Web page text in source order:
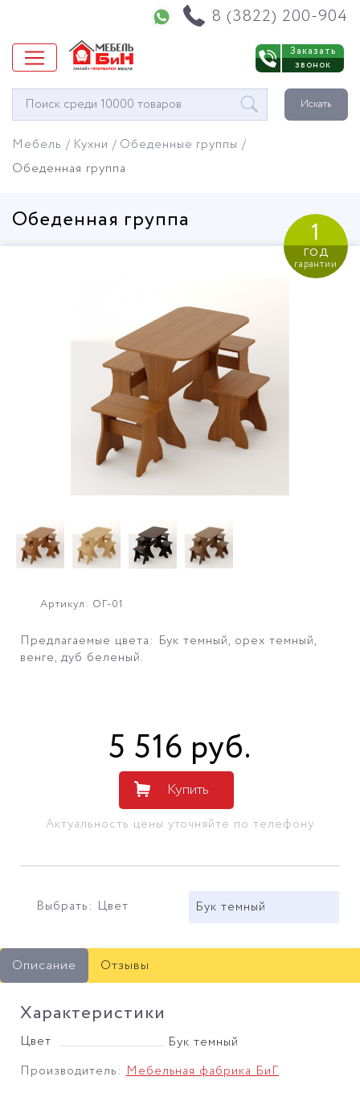
8 (3822) 200-904
Заказать
звонок
Окно
поиска
Искать
Мебель Кухни
Обеденные группы
Обеденная группа
Обеденная группа 1
год
гарантии
Артикул: ОГ-01
Предлагаемые цвета: Бук темный, орех темный,
венге, дуб беленый.
5 516 руб.
Купить
Актуальность цены уточняйте по телефону
Выбрать: Цвет Бук темный
Описание Отзывы
Характеристики
Цвет
Бук темный
Производитель:Мебельная фабрика БиГ